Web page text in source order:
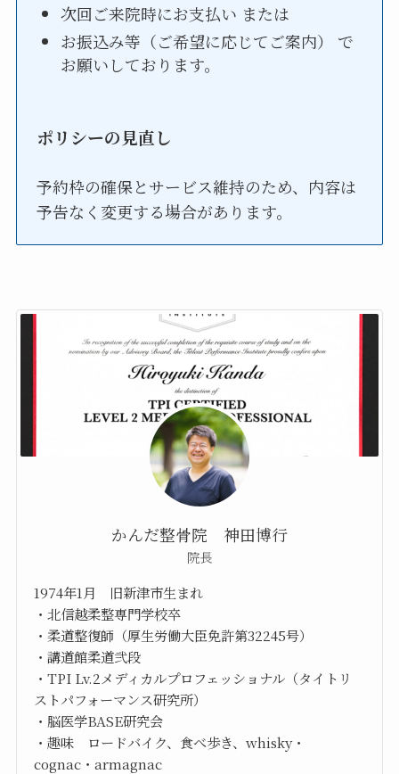
次回ご来院時にお支払い または
お振込み等（ご希望に応じてご案内） で
お願いしております。
ポリシーの見直し
予約枠の確保とサービス維持のため、内容は
予告なく変更する場合があります。
かんだ整骨院 神田博行
院長
1974年1月 旧新津市生まれ
・北信越柔整専門学校卒
・柔道整復師（厚生労働大臣免許第32245号）
・講道館柔道弐段
・TPI Lv.2メディカルプロフェッショナル（タイトリ
ストパフォーマンス研究所）
・脳医学BASE研究会
・趣味 ロードバイク、食べ歩き、whisky・
cognac・armagnac